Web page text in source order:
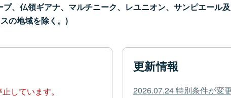
、仏領ギアナ、マルチニーク、レユニオン、サンピエール
の地域を除く。)
しています。
更新情報
2026.07.24 特別条件が変